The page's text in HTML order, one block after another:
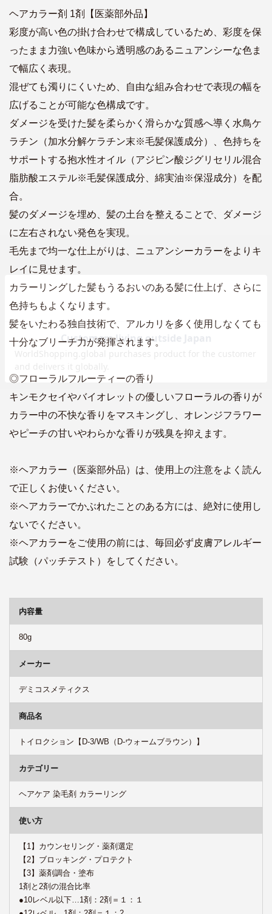
ヘアカラー剤 1剤【医薬部外品】
彩度が高い色の掛け合わせで構成しているため、彩度を保
ったまま力強い色味から透明感のあるニュアンシーな色ま
で幅広く表現。
混ぜても濁りにくいため、自由な組み合わせで表現の幅を
広げることが可能な色構成です。
ダメージを受けた髪を柔らかく滑らかな質感へ導く水鳥ケ
ラチン（加水分解ケラチン末※毛髪保護成分）、色持ちを
サポートする抱水性オイル（アジピン酸ジグリセリル混合
脂肪酸エステル※毛髪保護成分、綿実油※保湿成分）を配
合。
髪のダメージを埋め、髪の土台を整えることで、ダメージ
に左右されない発色を実現。
毛先まで均一な仕上がりは、ニュアンシーカラーをよりキ
レイに見せます。
カラーリングした髪もうるおいのある髪に仕上げ、さらに
色持ちもよくなります。
髪をいたわる独自技術で、アルカリを多く使用しなくても
十分なブリーチ力が発揮されます。
◎フローラルフルーティーの香り
キンモクセイやバイオレットの優しいフローラルの香りが
カラー中の不快な香りをマスキングし、オレンジフラワー
やピーチの甘いやわらかな香りが残臭を抑えます。
※ヘアカラー（医薬部外品）は、使用上の注意をよく読ん
で正しくお使いください。
※ヘアカラーでかぶれたことのある方には、絶対に使用し
ないでください。
※ヘアカラーをご使用の前には、毎回必ず皮膚アレルギー
試験（パッチテスト）をしてください。
内容量
80g
メーカー
デミコスメティクス
商品名
トイロクション【D-3/WB（D-ウォームブラウン）】
カテゴリー
ヘアケア 染毛剤 カラーリング
使い方
【1】カウンセリング・薬剤選定
【2】ブロッキング・プロテクト
【3】薬剤調合・塗布
1剤と2剤の混合比率
●10レベル以下…1剤：2剤＝１：１